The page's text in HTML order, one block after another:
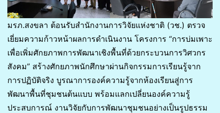
มรภ.สงขลา ต้อนรับสำนักงานการวิจัยแห่งชาติ (วช.) ตรวจ
เยี่ยมความก้าวหน้าผลการดำเนินงาน โครงการ “การบ่มเพาะ
เพื่อเพิ่มศักยภาพการพัฒนาเชิงพื้นที่ด้วยกระบวนการวิศวกร
สังคม” สร้างศักยภาพนักศึกษาผ่านกิจกรรมการเรียนรู้จาก
การปฏิบัติจริง บูรณาการองค์ความรู้จากห้องเรียนสู่การ
พัฒนาพื้นที่ชุมชนต้นแบบ พร้อมแลกเปลี่ยนองค์ความรู้
ประสบการณ์ งานวิจัยกับการพัฒนาชุมชนอย่างเป็นรูปธรรม